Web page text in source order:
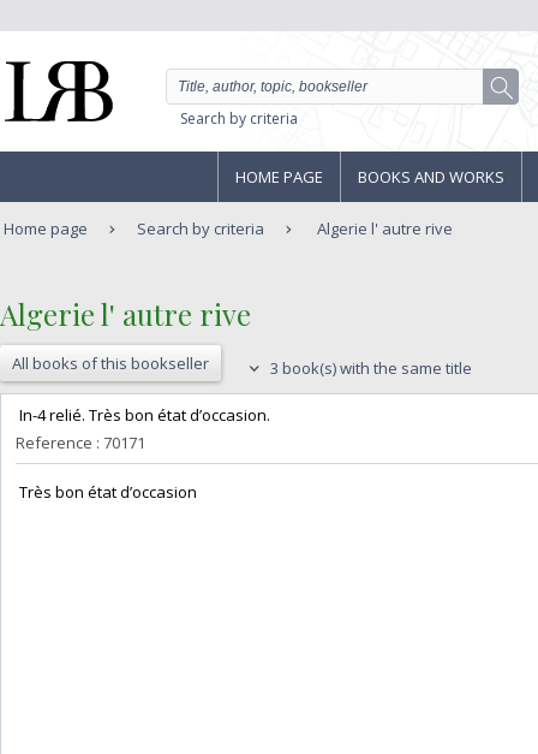
Search by criteria
HOME PAGE BOOKS AND WORKS
Home page Search by criteria Algerie l' autre rive
‎Algerie l' autre rive‎
All books of this bookseller 3 book(s) with the same title
‎ In-4 relié. Très bon état d’occasion.‎
Reference : 70171
‎ Très bon état d’occasion ‎